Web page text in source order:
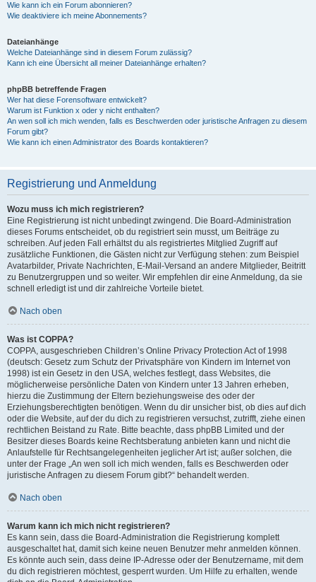
Wie kann ich ein Forum abonnieren?
Wie deaktiviere ich meine Abonnements?
Dateianhänge
Welche Dateianhänge sind in diesem Forum zulässig?
Kann ich eine Übersicht all meiner Dateianhänge erhalten?
phpBB betreffende Fragen
Wer hat diese Forensoftware entwickelt?
Warum ist Funktion x oder y nicht enthalten?
An wen soll ich mich wenden, falls es Beschwerden oder juristische Anfragen zu diesem
Forum gibt?
Wie kann ich einen Administrator des Boards kontaktieren?
Registrierung und Anmeldung
Wozu muss ich mich registrieren?
Eine Registrierung ist nicht unbedingt zwingend. Die Board-Administration
dieses Forums entscheidet, ob du registriert sein musst, um Beiträge zu
schreiben. Auf jeden Fall erhältst du als registriertes Mitglied Zugriff auf
zusätzliche Funktionen, die Gästen nicht zur Verfügung stehen: zum Beispiel
Avatarbilder, Private Nachrichten, E-Mail-Versand an andere Mitglieder, Beitritt
zu Benutzergruppen und so weiter. Wir empfehlen dir eine Anmeldung, da sie
schnell erledigt ist und dir zahlreiche Vorteile bietet.
Nach oben
Was ist COPPA?
COPPA, ausgeschrieben Children’s Online Privacy Protection Act of 1998
(deutsch: Gesetz zum Schutz der Privatsphäre von Kindern im Internet von
1998) ist ein Gesetz in den USA, welches festlegt, dass Websites, die
möglicherweise persönliche Daten von Kindern unter 13 Jahren erheben,
hierzu die Zustimmung der Eltern beziehungsweise des oder der
Erziehungsberechtigten benötigen. Wenn du dir unsicher bist, ob dies auf dich
oder die Website, auf der du dich zu registrieren versuchst, zutrifft, ziehe einen
rechtlichen Beistand zu Rate. Bitte beachte, dass phpBB Limited und der
Besitzer dieses Boards keine Rechtsberatung anbieten kann und nicht die
Anlaufstelle für Rechtsangelegenheiten jeglicher Art ist; außer solchen, die
unter der Frage „An wen soll ich mich wenden, falls es Beschwerden oder
juristische Anfragen zu diesem Forum gibt?“ behandelt werden.
Nach oben
Warum kann ich mich nicht registrieren?
Es kann sein, dass die Board-Administration die Registrierung komplett
ausgeschaltet hat, damit sich keine neuen Benutzer mehr anmelden können.
Es könnte auch sein, dass deine IP-Adresse oder der Benutzername, mit dem
du dich registrieren möchtest, gesperrt wurden. Um Hilfe zu erhalten, wende